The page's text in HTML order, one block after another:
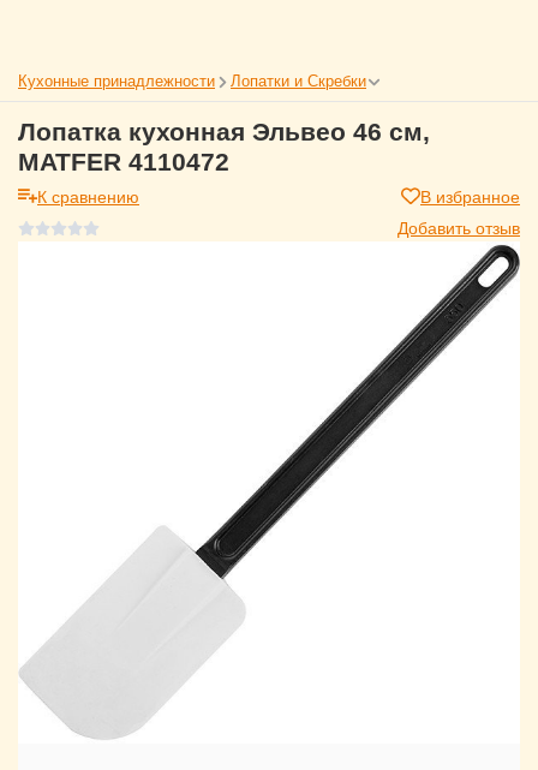
Кухонные принадлежности Лопатки и Скребки
Лопатка кухонная Эльвео 46 см,
MATFER 4110472
К сравнению
В избранное
Добавить отзыв